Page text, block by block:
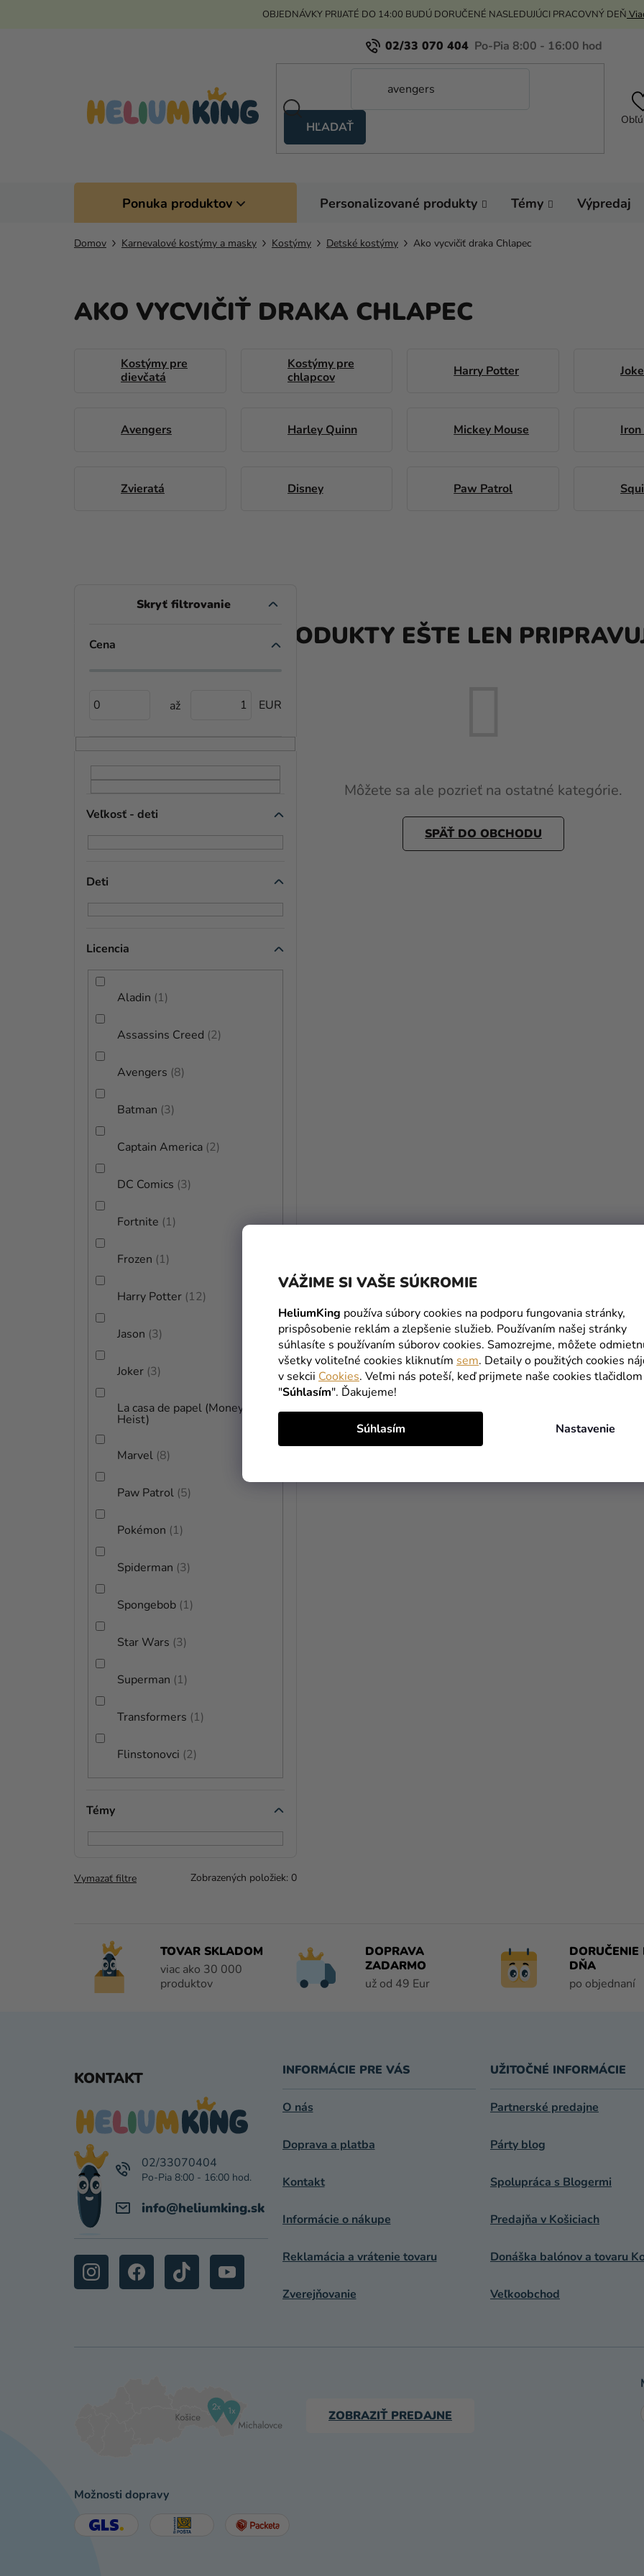
VÁŽIME SI VAŠE SÚKROMIE
HeliumKing používa súbory cookies na podporu fungovania stránky,
prispôsobenie reklám a zlepšenie služieb. Používaním našej stránky
súhlasíte s používaním súborov cookies. Samozrejme, môžete
všetky voliteľné cookies kliknutím sem. Detaily o použitých cookies
v sekcii Cookies. Veľmi nás poteší, keď prijmete naše cookies tlačidlom
"Súhlasím". Ďakujeme!
Nastavenie
Súhlasím
OBJEDNÁVKY PRIJATÉ DO 14:00 BUDÚ DORUČENÉ NASLEDUJÚCI PRACOVNÝ DEŇ
02/33 070 404
HĽADAŤ
Ponuka produktov Personalizované produkty Témy Výpredaj
Domov Karnevalové kostýmy a masky Kostýmy Detské kostýmy Ako vycvičiť draka Chlapec
AKO VYCVIČIŤ DRAKA CHLAPEC
Kostýmy pre
dievčatá
Kostýmy pre
chlapcov
Harry Potter
Avengers Harley Quinn Mickey Mouse Iron
Zvieratá Disney Paw Patrol
A
Cena
0 1
Veľkosť - deti
Deti
Licencia
Aladin 1
Assassins Creed 2
Avengers 8
Batman 3
Captain America 2
DC Comics 3
Fortnite 1
Frozen 1
Harry Potter 12
Jason 3
Joker 3
La casa de papel (Money
Heist)
Marvel 8
Paw Patrol 5
Pokémon 1
Spiderman 3
Spongebob 1
Star Wars 3
Superman 1
Transformers 1
Flinstonovci 2
Témy
Vymazať filtre Zobrazených položiek: 0
PRODUKTY EŠTE LEN
Môžete sa ale pozrieť na ostatné kategórie.
SPÄŤ DO OBCHODU
TOVAR SKLADOM
viac ako 30 000
produktov
DOPRAVA
ZADARMO
už od 49 Eur
DŇA
po objednaní
KONTAKT
info@heliumking.sk
02/33070404
INFORMÁCIE PRE VÁS
O nás
Doprava a platba
Kontakt
Informácie o nákupe
Reklamácia a vrátenie tovaru
Zverejňovanie
UŽITOČNÉ INFORMÁCIE
Partnerské predajne
Párty blog
Spolupráca s Blogermi
Predajňa v Košiciach
Donáška balónov a tovaru
Veľkoobchod
ZOBRAZIŤ PREDAJNE
Možnosti dopravy